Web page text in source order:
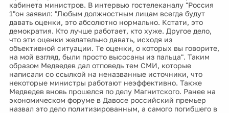
кабинета министров. В интервью гостелеканалу "Россия
1"он заявил: "Любым должностным лицам всегда будут
давать оценки, это абсолютно нормально. Кстати, это
демократия. Кто лучше работает, кто хуже. Другое дело,
что эти оценки желательно давать, исходя из
объективной ситуации. Те оценки, о которых вы говорите,
на мой взгляд, были просто высосаны из пальца". Таким
образом Медведев дал отповедь тем СМИ, которые
написали со ссылкой на неназванные источники, что
некоторые министры работают неэффективно. Также
Медведев вновь прошелся по делу Магнитского. Ранее на
экономическом форуме в Давосе российский премьер
назвал это дело политизированным, а самого погибшего в